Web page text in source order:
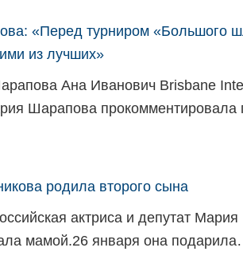
«Перед турниром «Большого
из лучших»
Ана Иванович Brisbane
Шарапова прокомментировала
родила второго сына
актриса и депутат
мамой.26 января она